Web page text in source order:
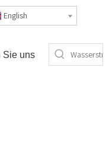
English
Sie uns